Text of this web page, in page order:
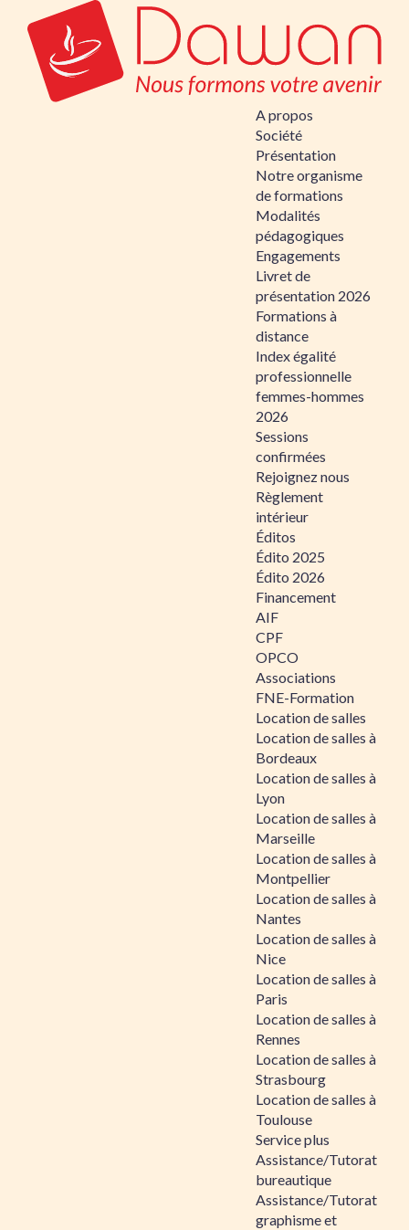
A propos
Société
Présentation
Notre organisme
de formations
Modalités
pédagogiques
Engagements
Livret de
présentation 2026
Formations à
distance
Index égalité
professionnelle
femmes-hommes
2026
Sessions
confirmées
Rejoignez nous
Règlement
intérieur
Éditos
Édito 2025
Édito 2026
Financement
AIF
CPF
OPCO
Associations
FNE-Formation
Location de salles
Location de salles à
Bordeaux
Location de salles à
Lyon
Location de salles à
Marseille
Location de salles à
Montpellier
Location de salles à
Nantes
Location de salles à
Nice
Location de salles à
Paris
Location de salles à
Rennes
Location de salles à
Strasbourg
Location de salles à
Toulouse
Service plus
Assistance/Tutorat
bureautique
Assistance/Tutorat
graphisme et